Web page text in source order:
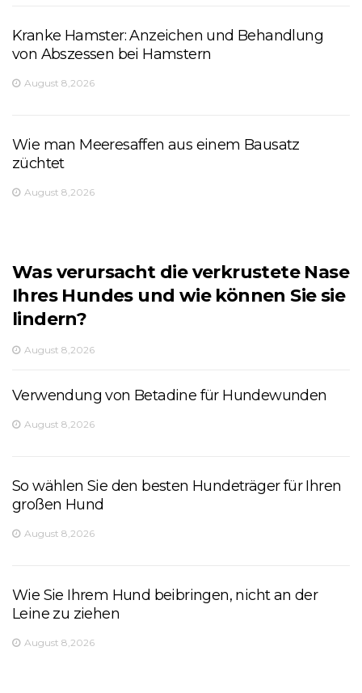
Kranke Hamster: Anzeichen und Behandlung
von Abszessen bei Hamstern
August 8,2026
Wie man Meeresaffen aus einem Bausatz
züchtet
August 8,2026
Was verursacht die verkrustete Nase
Ihres Hundes und wie können Sie sie
lindern?
August 8,2026
Verwendung von Betadine für Hundewunden
August 8,2026
So wählen Sie den besten Hundeträger für Ihren
großen Hund
August 8,2026
Wie Sie Ihrem Hund beibringen, nicht an der
Leine zu ziehen
August 8,2026